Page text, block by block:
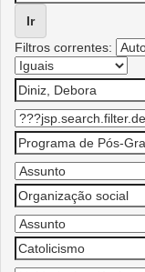
Filtros correntes: